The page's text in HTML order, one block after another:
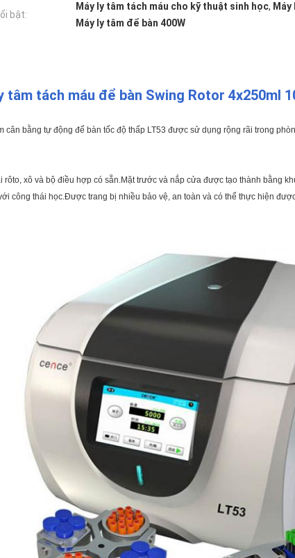
bật:
Máy ly tâm tách máu cho kỹ thuật sinh học,
Máy ly tâm để bàn 400W
tâm tách máu để bàn Swing Rotor 4x250ml
cân bằng tự động để bàn tốc độ thấp LT53 được sử dụng rộng rãi trong
rôto, xô và bộ điều hợp có sẵn.Mặt trước và nắp cửa được tạo thành bằng
công thái học.Được trang bị nhiều bảo vệ, an toàn và có thể thực hiện